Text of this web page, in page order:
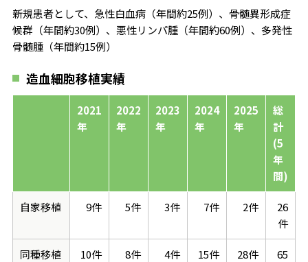
新規患者として、急性白血病（年間約25例）、骨髄異形成症
候群（年間約30例）、悪性リンパ腫（年間約60例）、多発性
骨髄腫（年間約15例）
造血細胞移植実績
2021
年
2022
年
2023
年
2024
年
2025
年
総
計
(5
年
間)
自家移植 9件 5件 3件 7件 2件
26
件
同種移植 10件 8件 4件 15件 28件
65